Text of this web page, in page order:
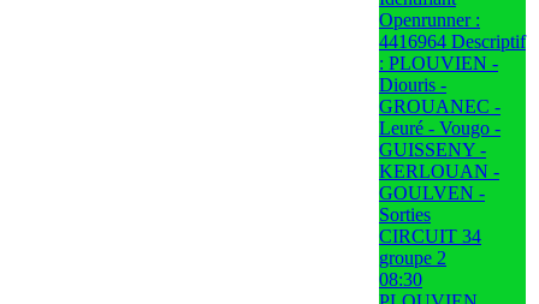
Openrunner :
4416964 Descriptif
: PLOUVIEN -
Diouris -
GROUANEC -
Leuré - Vougo -
GUISSENY -
KERLOUAN -
GOULVEN -
Sorties
CIRCUIT 34
groupe 2
08:30